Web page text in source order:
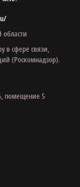
области
в сфере связи,
(Роскомнадзор).
помещение 5